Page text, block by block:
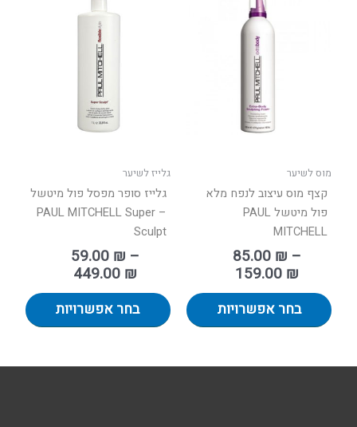
מוס לשיער
קצף מוס עיצוב לנפח מלא
פול מיטשל PAUL
MITCHELL
85.00 ₪ –
159.00 ₪
בחר אפשרויות
בעמוד
המוצר
גלייז לשיער
גלייז סופר מפסל פול מיטשל
– PAUL MITCHELL Super
Sculpt
59.00 ₪ –
449.00 ₪
בחר אפשרויות